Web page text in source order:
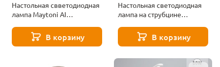
Настольная свветодиодная
лампа Maytoni AI
L3W3K1
В корзину
Настольная светодиодная
лампа на струбцине
TL70230
В корзину